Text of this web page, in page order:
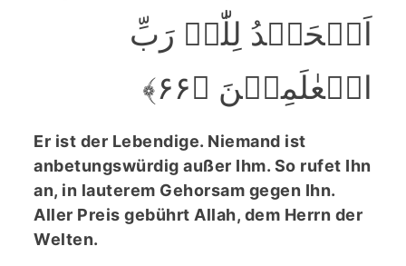
اَلۡحَمۡدُ لِلّٰہِ رَبِّ
الۡعٰلَمِیۡنَ ﴿۶۶﴾
Er ist der Lebendige. Niemand ist
anbetungswürdig außer Ihm. So rufet Ihn
an, in lauterem Gehorsam gegen Ihn.
Aller Preis gebührt Allah, dem Herrn der
Welten.